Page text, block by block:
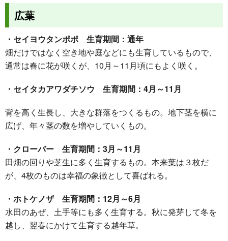
広葉
・セイヨウタンポポ 生育期間：通年
畑だけではなく空き地や庭などにも生育しているもので、
通常は春に花が咲くが、10月～11月頃にもよく咲く。
・セイタカアワダチソウ 生育期間：4月～11月
背を高く生長し、大きな群落をつくるもの。地下茎を横に
広げ、年々茎の数を増やしていくもの。
・クローバー 生育期間：3月～11月
田畑の回りや芝生に多く生育するもの。本来葉は３枚だ
が、4枚のものは幸福の象徴として喜ばれる。
・ホトケノザ 生育期間：12月～6月
水田のあぜ、土手等にも多く生育する。秋に発芽して冬を
越し、翌春にかけて生育する越年草。